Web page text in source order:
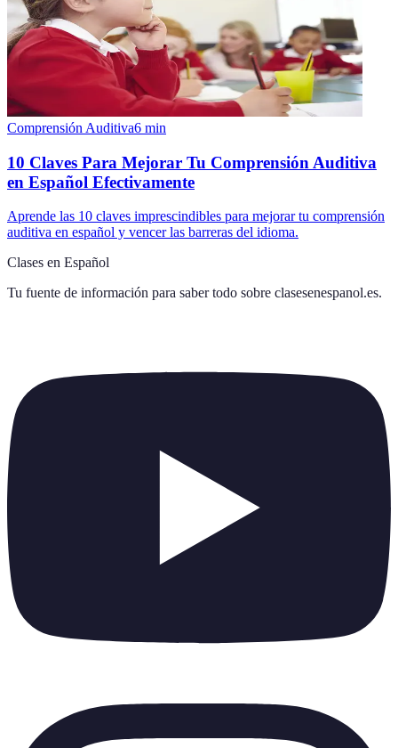
Comprensión Auditiva6 min
10 Claves Para Mejorar Tu Comprensión Auditiva
en Español Efectivamente
Aprende las 10 claves imprescindibles para mejorar tu comprensión
auditiva en español y vencer las barreras del idioma.
Clases en Español
Tu fuente de información para saber todo sobre clasesenespanol.es.